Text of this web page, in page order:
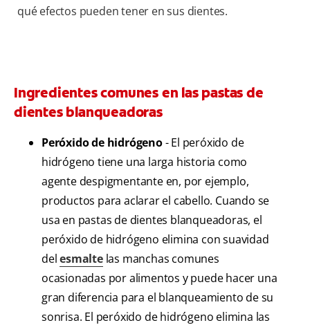
qué efectos pueden tener en sus dientes.
Ingredientes comunes en las pastas de
dientes blanqueadoras
Peróxido de hidrógeno- El peróxido de
hidrógeno tiene una larga historia como
agente despigmentante en, por ejemplo,
productos para aclarar el cabello. Cuando se
usa en pastas de dientes blanqueadoras, el
peróxido de hidrógeno elimina con suavidad
delesmaltelas manchas comunes
ocasionadas por alimentos y puede hacer una
gran diferencia para el blanqueamiento de su
sonrisa. El peróxido de hidrógeno elimina las